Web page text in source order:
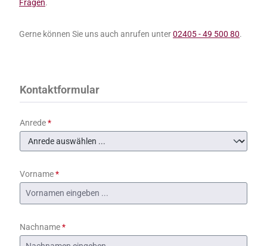
Fragen.
Gerne können Sie uns auch anrufen unter02405 - 49 500 80.
Kontaktformular
Anrede*
Vorname*
Nachname*